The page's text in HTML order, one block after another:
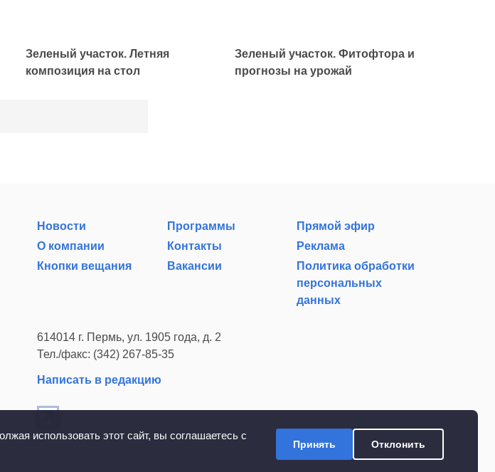
использовать этот сайт, вы соглашаетесь с
Принять Отклонить
Зеленый участок. Летняя
композиция на стол
Зеленый участок. Фитофтора и
прогнозы на урожай
Новости Программы
Прямой эфир
О компании
Контакты
Реклама
Кнопки вещания
Вакансии
Политика обработки
персональных
данных
614014 г. Пермь, ул. 1905 года, д. 2
Тел./факс: (342) 267-85-35
Написать в редакцию